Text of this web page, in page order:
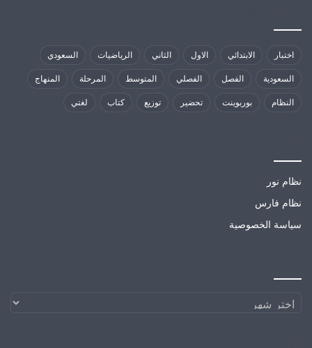
اختبار الابتدائي الاول الثاني الرياضيات السعودي
السعودية الفصل الفصلي المتوسط المرحلة المنهاج
النظام بوربوينت تحضير توزيع كتاب لغتي
نظام نور
نظام فارس
سياسة الخصوصية
الارشيف